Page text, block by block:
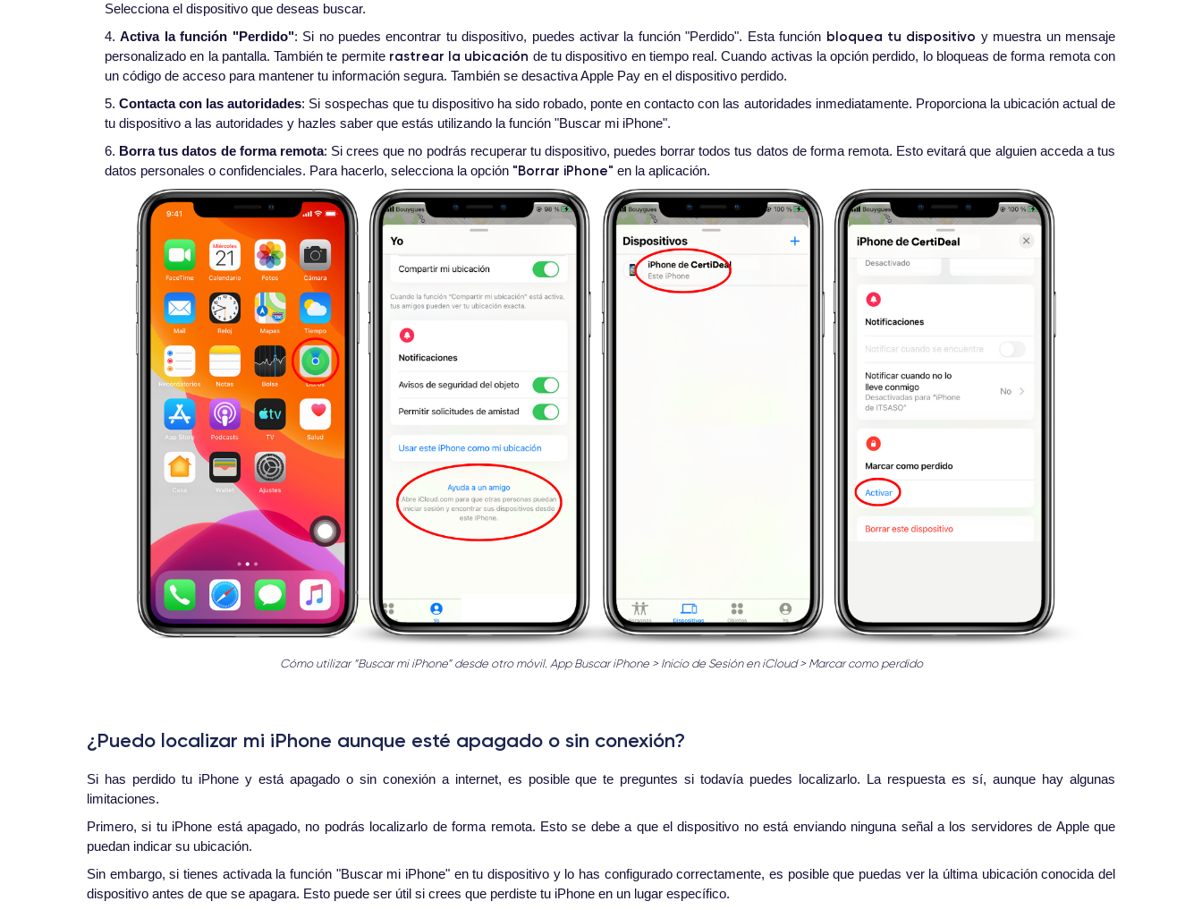
Selecciona el dispositivo que deseas buscar.
4.Activa la función "Perdido": Si no puedes encontrar tu dispositivo, puedes activar la función "Perdido". Esta función bloquea tu dispositivo y muestra un mensaje
personalizado en la pantalla. También te permite rastrear la ubicación de tu dispositivo en tiempo real. Cuando activas la opción perdido, lo bloqueas de forma remota con
un código de acceso para mantener tu información segura. También se desactiva Apple Pay en el dispositivo perdido.
5.Contacta con las autoridades: Si sospechas que tu dispositivo ha sido robado, ponte en contacto con las autoridades inmediatamente. Proporciona la ubicación actual de
tu dispositivo a las autoridades y hazles saber que estás utilizando la función "Buscar mi iPhone".
6. Borra tus datos de forma remota: Si crees que no podrás recuperar tu dispositivo, puedes borrar todos tus datos de forma remota. Esto evitará que alguien acceda a tus
datos personales o confidenciales. Para hacerlo, selecciona la opción "Borrar iPhone" en la aplicación.
Cómo utilizar “Buscar mi iPhone” desde otro móvil. App Buscar iPhone > Inicio de Sesión en iCloud > Marcar como perdido
¿Puedo localizar mi iPhone aunque esté apagado o sin conexión?
Si has perdido tu iPhone y está apagado o sin conexión a internet, es posible que te preguntes si todavía puedes localizarlo. La respuesta es sí, aunque hay algunas
limitaciones.
Primero, si tu iPhone está apagado, no podrás localizarlo de forma remota. Esto se debe a que el dispositivo no está enviando ninguna señal a los servidores de Apple que
puedan indicar su ubicación.
Sin embargo, si tienes activada la función "Buscar mi iPhone" en tu dispositivo y lo has configurado correctamente, es posible que puedas ver la última ubicación conocida del
dispositivo antes de que se apagara. Esto puede ser útil si crees que perdiste tu iPhone en un lugar específico.